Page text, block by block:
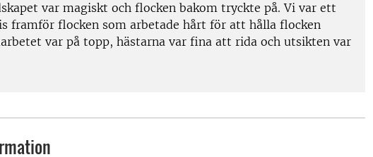
var magiskt och flocken bakom tryckte på. Vi var ett
framför flocken som arbetade hårt för att hålla flocken
var på topp, hästarna var fina att rida och utsikten var